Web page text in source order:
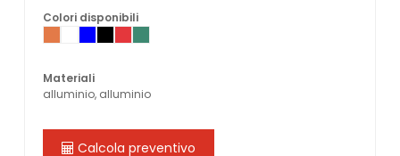
Colori disponibili
Materiali
alluminio, alluminio
Calcola preventivo